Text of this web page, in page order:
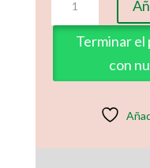
110-
919-
Terminar el
con